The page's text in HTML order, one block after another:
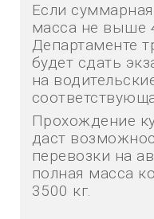
Если
масса не выше
Департаменте
будет сдать
на
Прохождение
даст
перевозки на
полная масса
3500 кг.